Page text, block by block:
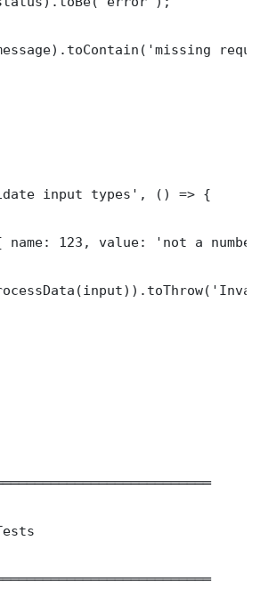
input types', () => {
123, value: 'not a